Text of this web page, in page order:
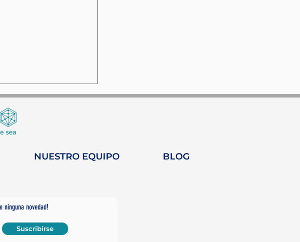
para las
NUESTRO EQUIPO BLOG
ninguna novedad!
Suscribirse